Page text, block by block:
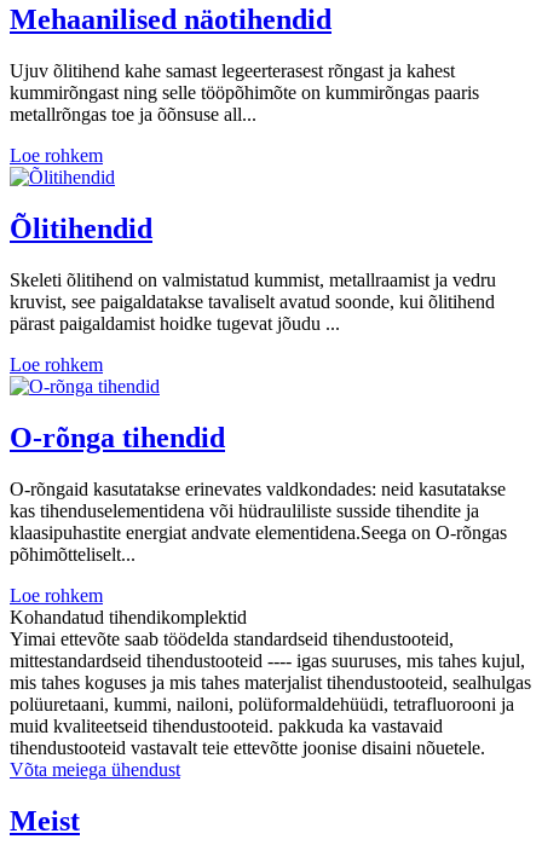
Mehaanilised näotihendid
Ujuv õlitihend kahe samast legeerterasest rõngast ja kahest
kummirõngast ning selle tööpõhimõte on kummirõngas paaris
metallrõngas toe ja õõnsuse all...
Loe rohkem
Õlitihendid
Skeleti õlitihend on valmistatud kummist, metallraamist ja vedru
kruvist, see paigaldatakse tavaliselt avatud soonde, kui õlitihend
pärast paigaldamist hoidke tugevat jõudu ...
Loe rohkem
O-rõnga tihendid
O-rõngaid kasutatakse erinevates valdkondades: neid kasutatakse
kas tihenduselementidena või hüdrauliliste susside tihendite ja
klaasipuhastite energiat andvate elementidena.Seega on O-rõngas
põhimõtteliselt...
Loe rohkem
Kohandatud tihendikomplektid
Yimai ettevõte saab töödelda standardseid tihendustooteid,
mittestandardseid tihendustooteid ---- igas suuruses, mis tahes kujul,
mis tahes koguses ja mis tahes materjalist tihendustooteid, sealhulgas
polüuretaani, kummi, nailoni, polüformaldehüüdi, tetrafluorooni ja
muid kvaliteetseid tihendustooteid. pakkuda ka vastavaid
tihendustooteid vastavalt teie ettevõtte joonise disaini nõuetele.
Võta meiega ühendust
Meist